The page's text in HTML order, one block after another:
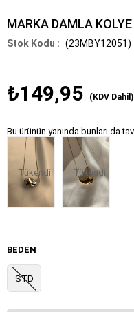
MARKA DAMLA KOLYE
(23MBY12051)
₺149,95 (KDV Dahil)
Bu ürünün yanında bunları da
Tükendi Tükendi
BEDEN
STD